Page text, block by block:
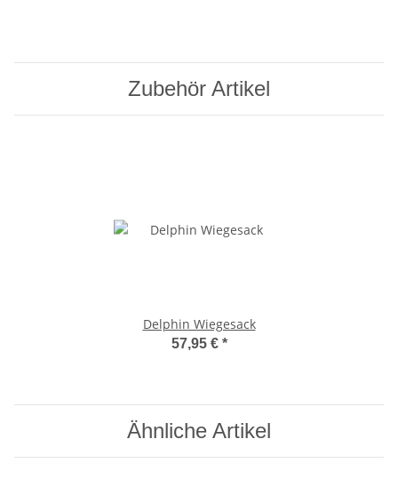
Zubehör Artikel
Delphin Wiegesack
57,95 € *
Ähnliche Artikel